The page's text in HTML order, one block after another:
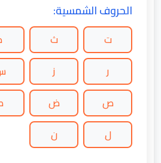
الحروف الشمسية:
ت ث
ر
ز
ص
ض
ل
ن